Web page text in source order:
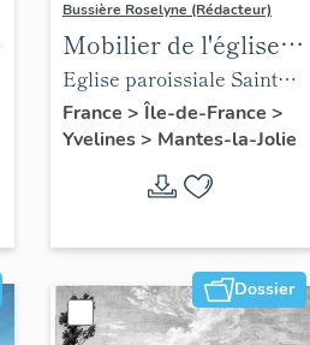
Bussière Roselyne (Rédacteur)
Mobilier de l'église
Sainte-Anne de
Gassicourt
Eglise paroissiale Sainte-
Anne
France > Île-de-France >
Yvelines> Mantes-la-Jolie
Dossier